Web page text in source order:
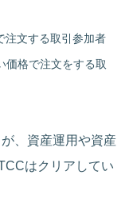
注文する取引参加者
価格で注文をする取
、資産運用や資産
はクリアしてい